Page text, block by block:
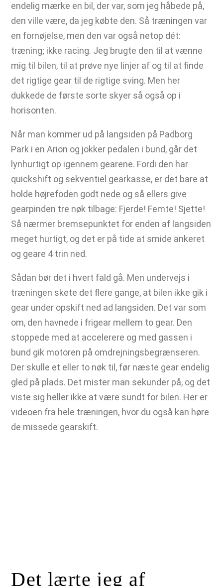
endelig mærke en bil, der var, som jeg håbede på,
den ville være, da jeg købte den. Så træningen var
en fornøjelse, men den var også netop dét:
træning; ikke racing. Jeg brugte den til at vænne
mig til bilen, til at prøve nye linjer af og til at finde
det rigtige gear til de rigtige sving. Men her
dukkede de første sorte skyer så også op i
horisonten.
Når man kommer ud på langsiden på Padborg
Park i en Arion og jokker pedalen i bund, går det
lynhurtigt op igennem gearene. Fordi den har
quickshift og sekventiel gearkasse, er det bare at
holde højrefoden godt nede og så ellers give
gearpinden tre nøk tilbage: Fjerde! Femte! Sjette!
Så nærmer bremsepunktet for enden af langsiden
meget hurtigt, og det er på tide at smide ankeret
og geare 4 trin ned.
Sådan bør det i hvert fald gå. Men undervejs i
træningen skete det flere gange, at bilen ikke gik i
gear under opskift ned ad langsiden. Det var som
om, den havnede i frigear mellem to gear. Den
stoppede med at accelerere og med gassen i
bund gik motoren på omdrejningsbegrænseren.
Der skulle et eller to nøk til, før næste gear endelig
gled på plads. Det mister man sekunder på, og det
viste sig heller ikke at være sundt for bilen. Her er
videoen fra hele træningen, hvor du også kan høre
de missede gearskift.
Det lærte jeg af